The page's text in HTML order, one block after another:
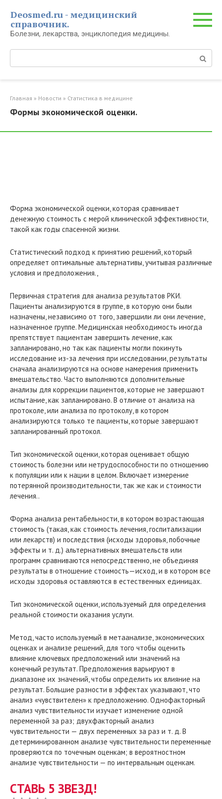
контенту
Deosmed.ru - медицинский
справочник.
Болезни, лекарства, энциклопедия медицины.
Главная » Новости » Статистика в медицине
Формы экономической оценки.
Форма экономической оценки, которая сравнивает
денежную стоимость с мерой клинической эффективности,
такой как годы спасенной жизни.
Статистический подход к принятию решений, который
определяет оптимальные альтернативы, учитывая различные
условия и предположения.,
Первичная стратегия для анализа результатов РКИ.
Пациенты анализируются в группе, в которую они были
назначены, независимо от того, завершили ли они лечение,
назначенное группе. Медицинская необходимость иногда
препятствует пациентам завершить лечение, как
запланировано, но так как пациенты могли покинуть
исследование из-за лечения при исследовании, результаты
сначала анализируются на основе намерения применить
вмешательство. Часто выполняются дополнительные
анализы для коррекции пациентов, которые не завершают
испытание, как запланировано. В отличие от анализа на
протоколе, или анализа по протоколу, в котором
анализируются только те пациенты, которые завершают
запланированный протокол.
Тип экономической оценки, которая оценивает общую
стоимость болезни или нетрудоспособности по отношению
к популяции или к нации в целом. Включает измерение
потерянной производительности, так же как и стоимости
лечения..
Форма анализа рентабельности, в котором возрастающая
стоимость (такая, как стоимость лечения, госпитализации
или лекарств) и последствия (исходы здоровья, побочные
эффекты и т. д.) альтернативных вмешательств или
программ сравниваются непосредственно, не объединяя
результаты в отношение стоимость—исход, и в котором все
исходы здоровья оставляются в естественных единицах.
Тип экономической оценки, используемый для определения
реальной стоимости оказания услуги.
Метод, часто используемый в метаанализе, экономических
оценках и анализе решений, для того чтобы оценить
влияние ключевых предположений или значений на
конечный результат. Предположения варьируют в
диапазоне их значений, чтобы определить их влияние на
результат. Большие разности в эффектах указывают, что
анализ «чувствителен» к предположению. Однофакторный
анализ чувствительности изучает изменение одной
переменной за раз; двухфакторный анализ
чувствительности — двух переменных за раз и т. д. В
детерминированном анализе чувствительности переменные
проверяются по точечным оценкам; в вероятностном
анализе чувствительности — по интервальным оценкам.
СТАВЬ 5 ЗВЕЗД!